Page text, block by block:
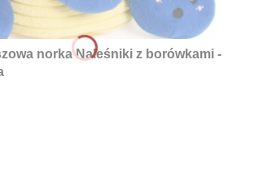
norka Naleśniki z borówkami -